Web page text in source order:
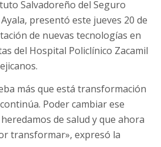
Salvadoreño del Seguro
presentó este jueves 20 de
de nuevas tecnologías en
del Hospital Policlínico Zacamil
más que está transformación
Poder cambiar ese
de salud y que ahora
transformar», expresó la